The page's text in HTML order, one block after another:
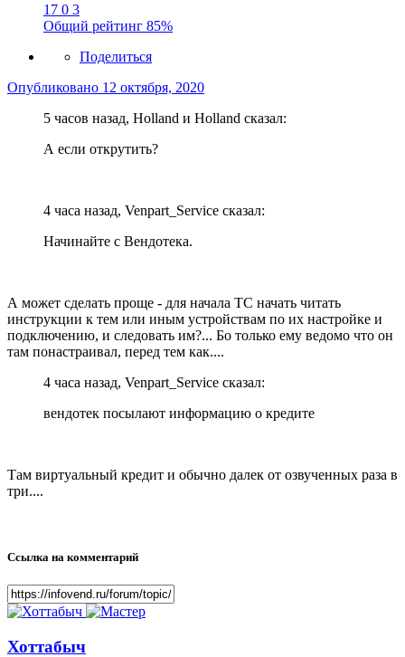
17 0 3
Общий рейтинг 85%
Поделиться
Опубликовано 12 октября, 2020
5 часов назад, Holland и Holland сказал:
А если открутить?
4 часа назад, Venpart_Service сказал:
Начинайте с Вендотека.
А может сделать проще - для начала ТС начать читать
инструкции к тем или иным устройствам по их настройке и
подключению, и следовать им?... Бо только ему ведомо что он
там понастраивал, перед тем как....
4 часа назад, Venpart_Service сказал:
вендотек посылают информацию о кредите
Там виртуальный кредит и обычно далек от озвученных раза в
три....
Ссылка на комментарий
Хоттабыч